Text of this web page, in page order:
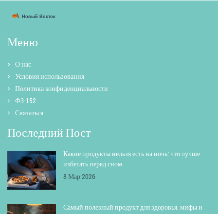
Меню
О нас
Условия использования
Политика конфиденциальности
ФЗ-152
Связаться
Последний Пост
Какие продукты нельзя есть на ночь: что лучше
избегать перед сном
8 Мар 2026
Самый полезный продукт для здоровья: мифы и